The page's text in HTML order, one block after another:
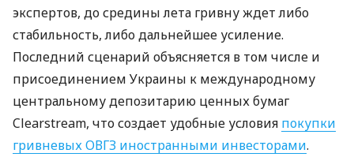
экспертов, до средины лета гривну ждет либо
стабильность, либо дальнейшее усиление.
Последний сценарий объясняется в том числе и
присоединением Украины к международному
центральному депозитарию ценных бумаг
Clearstream, что создает удобные условия покупки
гривневыхОВГЗ иностранными инвесторами.